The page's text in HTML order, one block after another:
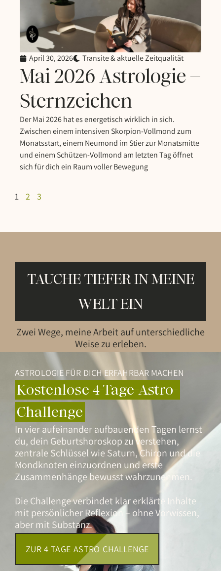
April 30, 2026 Transite & aktuelle Zeitqualität
Mai 2026 Astrologie –
Sternzeichen
Der Mai 2026 hat es energetisch wirklich in sich.
Zwischen einem intensiven Skorpion-Vollmond zum
Monatsstart, einem Neumond im Stier zur Monatsmitte
und einem Schützen-Vollmond am letzten Tag öffnet
sich für dich ein Raum voller Bewegung
1 2 3
TAUCHE TIEFER IN MEINE
WELT EIN
Zwei Wege, meine Arbeit auf unterschiedliche
Weise zu erleben.
ASTROLOGIE FÜR DICH ERFAHRBAR MACHEN
Kostenlose 4-Tage-Astro-
Challenge
In vier aufeinander aufbauenden Tagen lernst
du, dein Geburtshoroskop zu verstehen,
zentrale Schlüssel wie Saturn, Chiron und die
Mondknoten einzuordnen und erste
Zusammenhänge bewusst wahrzunehmen.
Die Challenge verbindet klar erklärte Inhalte
mit persönlicher Reflexion – ohne Vorwissen,
aber mit Substanz.
ZUR 4-TAGE-ASTRO-CHALLENGE